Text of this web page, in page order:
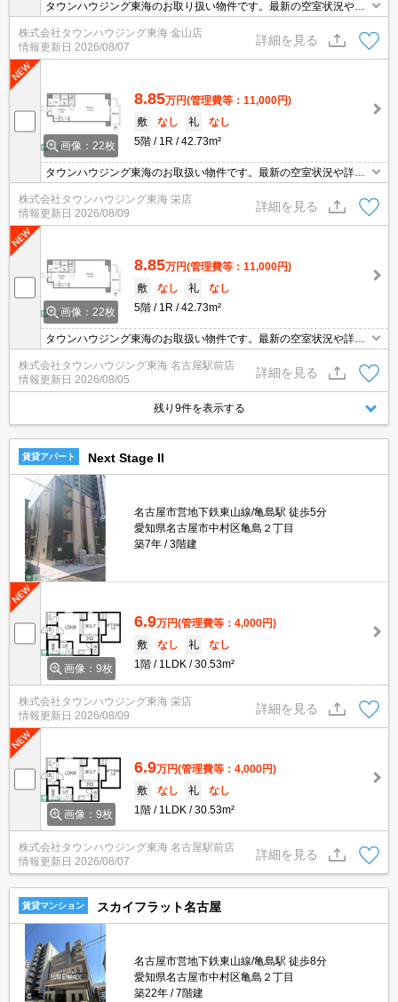
タウンハウジング東海のお取り扱い物件です。最新の空室状況やの
株式会社タウンハウジング東海 金山店
情報更新日 2026/08/07
詳細を見る
画像：22枚
8.85万円(管理費等：11,000円)
敷
なし 礼
なし
5階
1R 42.73m²
タウンハウジング東海のお取扱い物件です。最新の空室状況や詳細
株式会社タウンハウジング東海 栄店
情報更新日 2026/08/09
詳細を見る
画像：22枚
8.85万円(管理費等：11,000円)
敷
なし 礼
なし
5階
1R 42.73m²
タウンハウジング東海のお取扱い物件です。最新の空室状況や詳細
株式会社タウンハウジング東海 名古屋駅前店
情報更新日 2026/08/05
詳細を見る
残り9件を表示する
賃貸アパート Next Stage II
名古屋市営地下鉄東山線/亀島駅 徒歩5分
愛知県名古屋市中村区亀島２丁目
築7年
3階建
画像：9枚
6.9万円(管理費等：4,000円)
敷
なし 礼
なし
1階
1LDK 30.53m²
株式会社タウンハウジング東海 栄店
情報更新日 2026/08/09
詳細を見る
画像：9枚
6.9万円(管理費等：4,000円)
敷
なし 礼
なし
1階
1LDK 30.53m²
株式会社タウンハウジング東海 名古屋駅前店
情報更新日 2026/08/07
詳細を見る
賃貸マンション スカイフラット名古屋
名古屋市営地下鉄東山線/亀島駅 徒歩8分
愛知県名古屋市中村区亀島２丁目
築22年
7階建